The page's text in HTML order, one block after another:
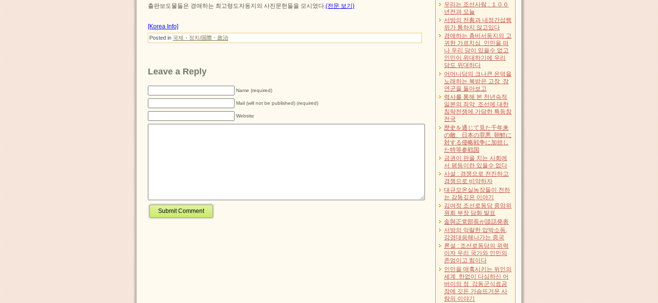
출판보도물들은 경애하는 최고령도자동지의 사진문헌들을 모시였다.(전문 보기)
[Korea Info]
Posted in 국제・정치/国際・政治
Leave a Reply
Name (required)
Mail (will not be published) (required)
Website
우리는 조선사람 : １００
년전과 오늘
서방의 전횡과 내정간섭행
위가 통하지 않고있다
경애하는 총비서동지의 고
귀한 가르치심 인민을 떠
나 우리 당이 있을수 없고
인민이 위대하기에 우리
당도 위대하다
어머니당의 크나큰 은덕을
노래하는 복받은 고장 장
연군을 돌아보고
력사를 통해 본 천년숙적
일본의 죄악 조선에 대한
침략전쟁에 가담한 특등참
전국
歴史を通じて見た千年来
の敵、日本の罪悪 朝鮮に
対する侵略戦争に加担し
た特等参戦国
금권이 판을 치는 사회에
서 평등이란 있을수 없다
사설 : 경쟁으로 전진하고
경쟁으로 비약하자
대규모온실농장들이 전하
는 감동깊은 이야기
김여정 조선로동당 중앙위
원회 부장 담화 발표
金與正党部長が談話発表
서방의 악랄한 압박소동,
강경대응해나가는 중국
론설 : 조선로동당의 위력
이자 우리 국가와 인민의
존엄이고 힘이다
인민을 매혹시키는 위인의
세계 한없이 다심하신 어
버이의 정 강동군식료공
장에 깃든 가슴뜨거운 사
랑의 이야기